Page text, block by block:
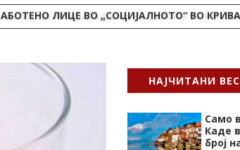
ЛИЦЕ ВО „СОЦИЈАЛНОТО“ ВО
НАЈЧИТАНИ
Само
Каде
број